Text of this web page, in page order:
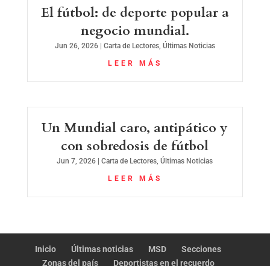
El fútbol: de deporte popular a
negocio mundial.
Jun 26, 2026| Carta de Lectores, Últimas Noticias
LEER MÁS
Un Mundial caro, antipático y
con sobredosis de fútbol
Jun 7, 2026 |Carta de Lectores,Últimas Noticias
LEER MÁS
Inicio Últimas noticias MSD
Secciones
Zonas del país
Deportistas en el recuerdo